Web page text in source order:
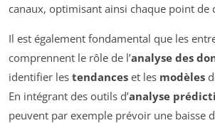
canaux, optimisant ainsi chaque point de
Il est également fondamental que les
comprennent le rôle de l’analyse des
identifier les tendances et les modèles
En intégrant des outils d’analyse
peuvent par exemple prévoir une baisse